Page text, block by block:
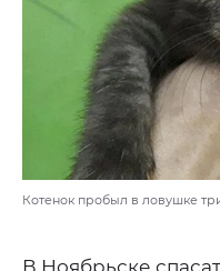
Котенок пробыл в ловушке